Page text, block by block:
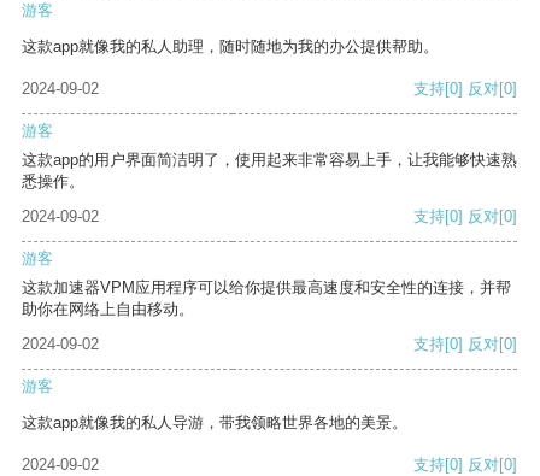
游客
这款app就像我的私人助理，随时随地为我的办公提供帮助。
2024-09-02 支持[0] 反对[0]
游客
这款app的用户界面简洁明了，使用起来非常容易上手，让我能够快速熟
悉操作。
2024-09-02
支持[0] 反对[0]
游客
这款加速器VPM应用程序可以给你提供最高速度和安全性的连接，并帮
助你在网络上自由移动。
2024-09-02
支持[0] 反对[0]
游客
这款app就像我的私人导游，带我领略世界各地的美景。
2024-09-02 支持[0] 反对[0]